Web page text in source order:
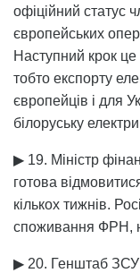
офіційний статус
європейських
Наступний крок це
тобто експорту
європейців і для
білоруську
▶ 19. Міністр
готова
кількох тижнів.
споживання ФРН,
▶ 20. Генштаб ЗСУ: